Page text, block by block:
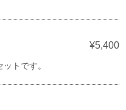
¥5,400
トです。